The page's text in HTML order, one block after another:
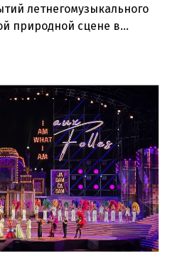
летнегомузыкального
природной сцене в
Маргаретен (St.